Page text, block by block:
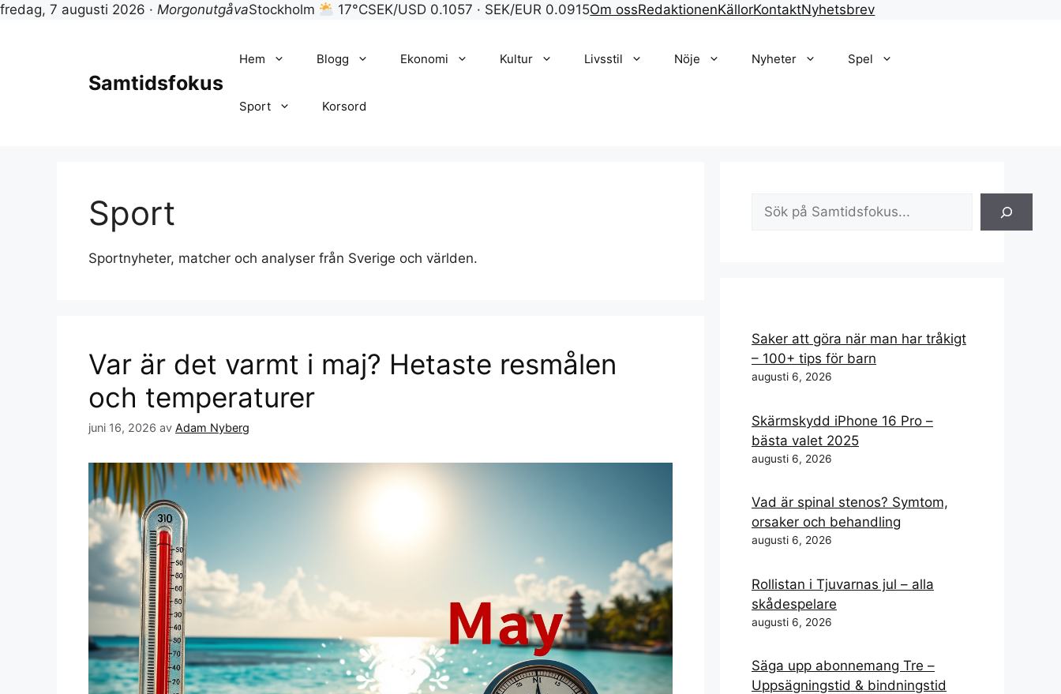
fredag, 7 augusti 2026 · MorgonutgåvaStockholm 17°CSEK/USD 0.1057 · SEK/EUR 0.0915Om ossRedaktionenKällorKontaktNyhetsbrev
Samtidsfokus
Hem Blogg Ekonomi Kultur Livsstil Nöje Nyheter Spel
Sport Korsord
Sport
Sportnyheter, matcher och analyser från Sverige och världen.
Var är det varmt i maj? Hetaste resmålen
och temperaturer
juni 16, 2026 av Adam Nyberg
Sök
Saker att göra när man har tråkigt
– 100+ tips för barn
augusti 6, 2026
Skärmskydd iPhone 16 Pro –
bästa valet 2025
augusti 6, 2026
Vad är spinal stenos? Symtom,
orsaker och behandling
augusti 6, 2026
Rollistan i Tjuvarnas jul – alla
skådespelare
augusti 6, 2026
Säga upp abonnemang Tre –
Uppsägningstid & bindningstid